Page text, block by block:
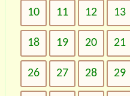
10 11 12 13
18 19 20 21
26 27 28 29